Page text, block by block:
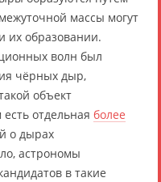
массы могут
их образовании.
волн был
чёрных дыр,
объект
отдельная более
о дырах
астрономы
в такие